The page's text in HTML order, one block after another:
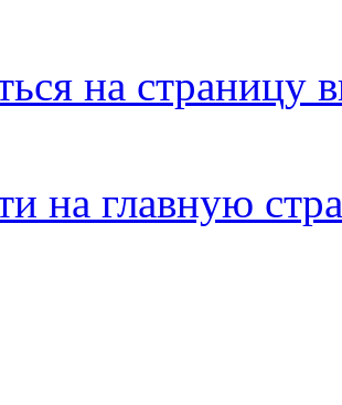
на страницу
на главную